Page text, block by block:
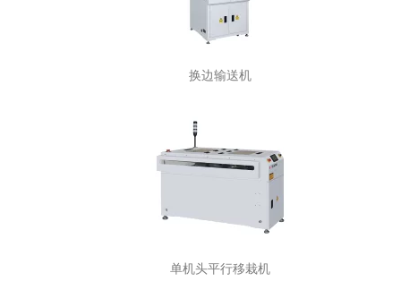
换边输送机
单机头平行移栽机